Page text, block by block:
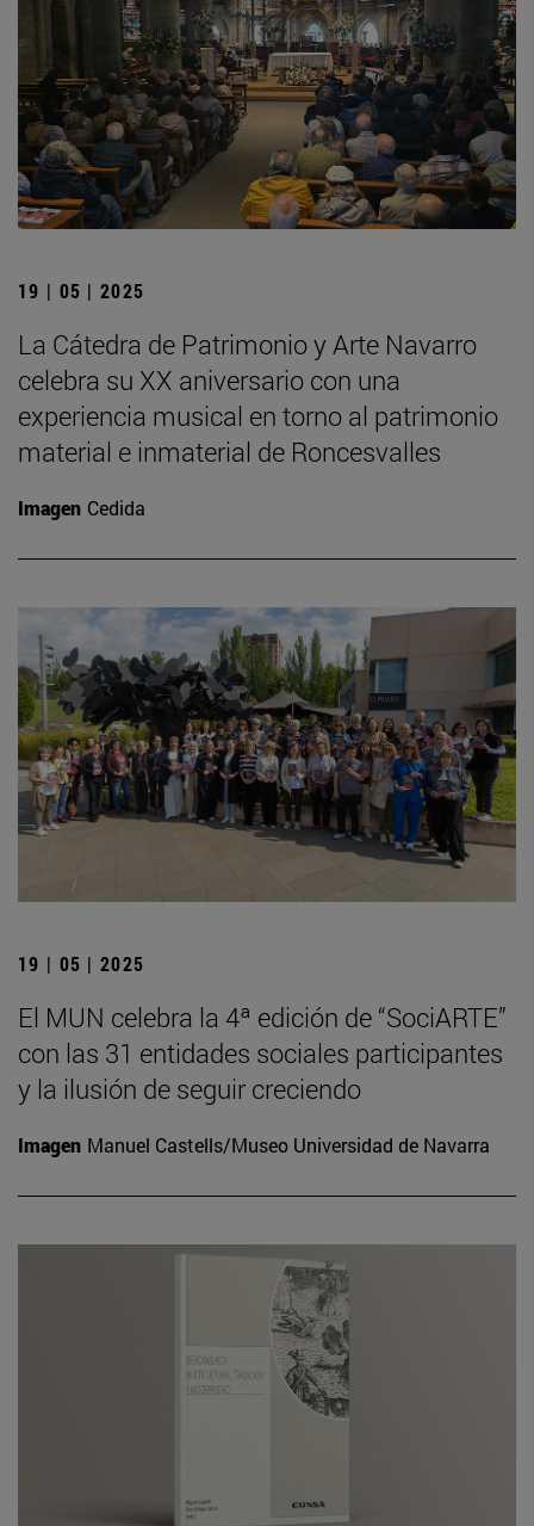
19 | 05 | 2025
La Cátedra de Patrimonio y Arte Navarro
celebra su XX aniversario con una
experiencia musical en torno al patrimonio
material e inmaterial de Roncesvalles
Imagen Cedida
19 | 05 | 2025
El MUN celebra la 4ª edición de “SociARTE”
con las 31 entidades sociales participantes
y la ilusión de seguir creciendo
Imagen Manuel Castells/Museo Universidad de Navarra